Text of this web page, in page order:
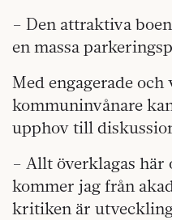
– Den attraktiva
en massa
Med engagerade
kommuninvånare
upphov till
– Allt överklagas här
kommer jag från
kritiken är